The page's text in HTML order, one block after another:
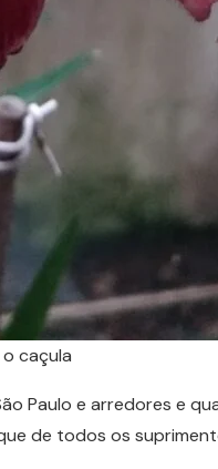
caçula
Paulo e arredores e
de todos os